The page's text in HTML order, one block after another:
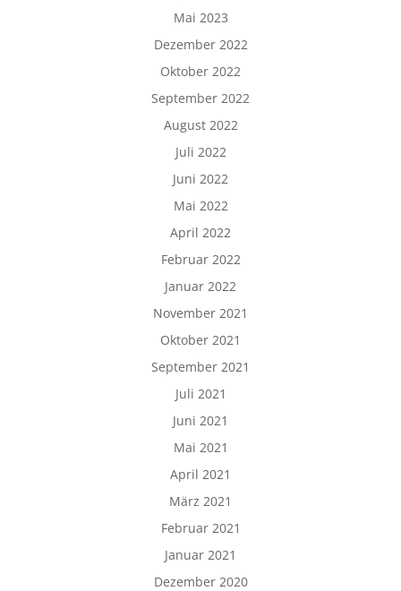
Mai 2023
Dezember 2022
Oktober 2022
September 2022
August 2022
Juli 2022
Juni 2022
Mai 2022
April 2022
Februar 2022
Januar 2022
November 2021
Oktober 2021
September 2021
Juli 2021
Juni 2021
Mai 2021
April 2021
März 2021
Februar 2021
Januar 2021
Dezember 2020